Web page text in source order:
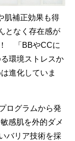
肌補正効果も得
となく存在感が
「BBやCCに
環境ストレスか
進化していま
ログラムから発
感肌を外的ダメ
バリア技術を採